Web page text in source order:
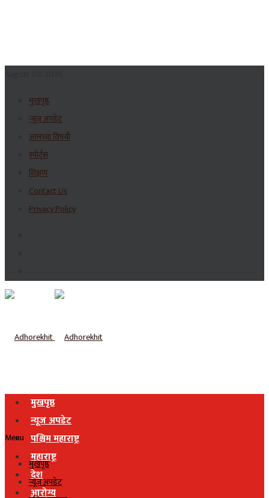
मुखपृष्ठ
न्यूज अपडेट
आमच्या विषयी
स्पोर्ट्स
शिक्षण
Contact Us
Privacy Policy
मुखपृष्ठ
न्यूज अपडेट
पश्चिम महाराष्ट्र
महाराष्ट्र
देश
आरोग्य
Menu
मुखपृष्ठ
न्यूज अपडेट